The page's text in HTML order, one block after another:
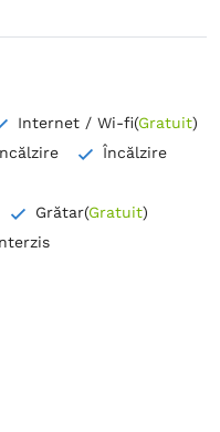
Internet / Wi-fi(Gratuit)
Încălzire
Grătar(Gratuit)